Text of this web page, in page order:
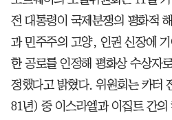
전 대통령이 국제분쟁의 평화적
과 민주주의 고양, 인권 신장에 기
한 공로를 인정해 평화상 수상자
정했다고 밝혔다. 위원회는 카터
81년) 중 이스라엘과 이집트 간